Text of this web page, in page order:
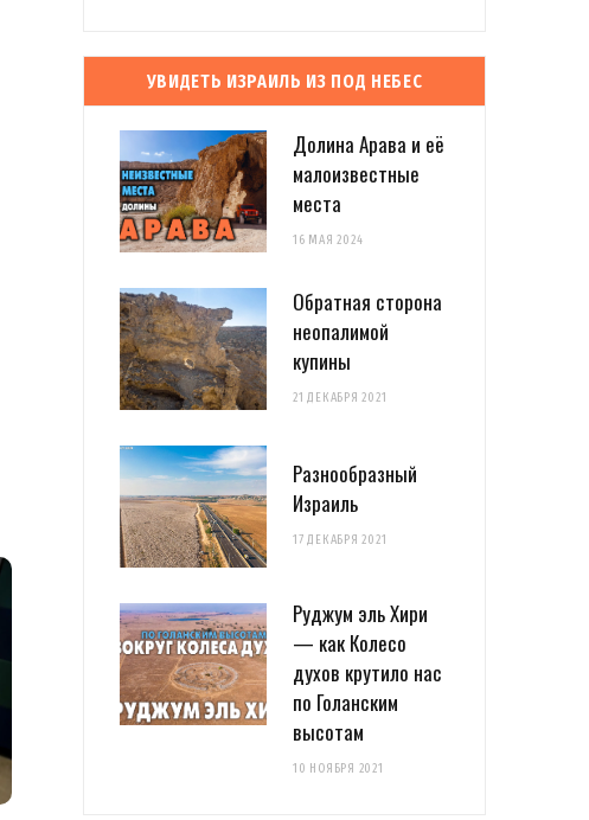
УВИДЕТЬ ИЗРАИЛЬ ИЗ ПОД НЕБЕС
Долина Арава и её
малоизвестные
места
16 МАЯ 2024
Обратная сторона
неопалимой
купины
21 ДЕКАБРЯ 2021
Разнообразный
Израиль
17 ДЕКАБРЯ 2021
Руджум эль Хири
— как Колесо
духов крутило нас
по Голанским
высотам
10 НОЯБРЯ 2021